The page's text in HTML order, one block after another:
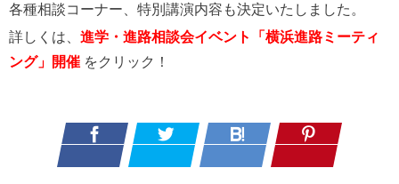
各種相談コーナー、特別講演内容も決定いたしました。
詳しくは、 進学・進路相談会イベント「横浜進路ミーティ
ング」開催 をクリック！